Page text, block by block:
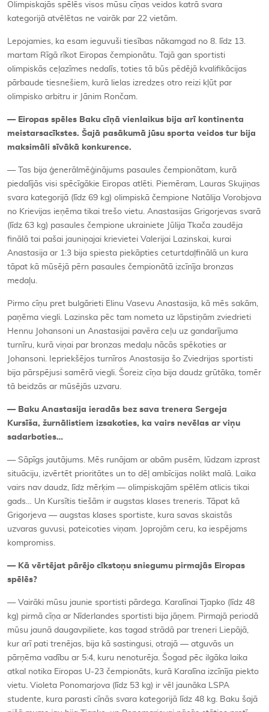
Olimpiskajās spēlēs visos mūsu cīņas veidos katrā svara
kategorijā atvēlētas ne vairāk par 22 vietām.
Lepojamies, ka esam ieguvuši tiesības nākamgad no 8. līdz 13.
martam Rīgā rīkot Eiropas čempionātu. Tajā gan sportisti
olimpiskās ceļazīmes nedalīs, toties tā būs pēdējā kvalifikācijas
pārbaude tiesnešiem, kurā lielas izredzes otro reizi kļūt par
olimpisko arbitru ir Jānim Rončam.
— Eiropas spēles Baku cīņā vienlaikus bija arī kontinenta
meistarsacīkstes. Šajā pasākumā jūsu sporta veidos tur bija
maksimāli sīvākā konkurence.
— Tas bija ģenerālmēģinājums pasaules čempionātam, kurā
piedalījās visi spēcīgākie Eiropas atlēti. Piemēram, Lauras Skujiņas
svara kategorijā (līdz 69 kg) olimpiskā čempione Natālija Vorobjova
no Krievijas ieņēma tikai trešo vietu. Anastasijas Grigorjevas svarā
(līdz 63 kg) pasaules čempione ukrainiete Jūlija Tkača zaudēja
finālā tai pašai jauniņajai krievietei Valerijai Lazinskai, kurai
Anastasija ar 1:3 bija spiesta piekāpties ceturtdaļfinālā un kura
tāpat kā mūsējā pērn pasaules čempionātā izcīnīja bronzas
medaļu.
Pirmo cīņu pret bulgārieti Elinu Vasevu Anastasija, kā mēs sakām,
paņēma viegli. Lazinska pēc tam nometa uz lāpstiņām zviedrieti
Hennu Johansoni un Anastasijai pavēra ceļu uz gandarījuma
turnīru, kurā viņai par bronzas medaļu nācās spēkoties ar
Johansoni. Iepriekšējos turnīros Anastasija šo Zviedrijas sportisti
bija pārspējusi samērā viegli. Šoreiz cīņa bija daudz grūtāka, tomēr
tā beidzās ar mūsējās uzvaru.
— Baku Anastasija ieradās bez sava trenera Sergeja
Kursīša, žurnālistiem izsakoties, ka vairs nevēlas ar viņu
sadarboties…
— Sāpīgs jautājums. Mēs runājam ar abām pusēm, lūdzam izprast
situāciju, izvērtēt prioritātes un to dēļ ambīcijas nolikt malā. Laika
vairs nav daudz, līdz mērķim — olimpiskajām spēlēm atlicis tikai
gads… Un Kursītis tiešām ir augstas klases treneris. Tāpat kā
Grigorjeva — augstas klases sportiste, kura savas skaistās
uzvaras guvusi, pateicoties viņam. Joprojām ceru, ka iespējams
kompromiss.
— Kā vērtējat pārējo cīkstoņu sniegumu pirmajās Eiropas
spēlēs?
— Vairāki mūsu jaunie sportisti pārdega. Karalīnai Tjapko (līdz 48
kg) pirmā cīņa ar Nīderlandes sportisti bija jāņem. Pirmajā periodā
mūsu jaunā daugavpiliete, kas tagad strādā par treneri Liepājā,
kur arī pati trenējas, bija kā sastingusi, otrajā — atguvās un
pārņēma vadību ar 5:4, kuru nenoturēja. Šogad pēc ilgāka laika
atkal notika Eiropas U-23 čempionāts, kurā Karalīna izcīnīja piekto
vietu. Violeta Ponomarjova (līdz 53 kg) ir vēl jaunāka LSPA
studente, kura parasti cīnās svara kategorijā līdz 48 kg. Baku šajā